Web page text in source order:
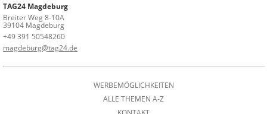
TAG24 Magdeburg
Breiter Weg 8-10A
39104 Magdeburg
+49 391 50548260
magdeburg@tag24.de
WERBEMÖGLICHKEITEN
ALLE THEMEN A-Z